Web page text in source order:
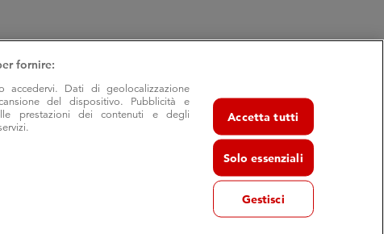
Villanova 29/7- 40055 Castenaso (Bo) - frazione Villanova
fornire:
accedervi. Dati di geolocalizzazione
del dispositivo. Pubblicità e
prestazioni dei contenuti e degli
Accetta tutti
Solo essenziali
Gestisci